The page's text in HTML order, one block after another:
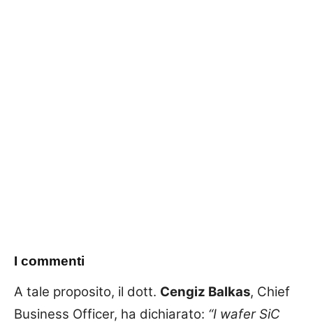
I commenti
A tale proposito, il dott. Cengiz Balkas, Chief
Business Officer, ha dichiarato: “I wafer SiC